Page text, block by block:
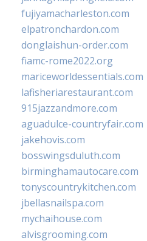
fujiyamacharleston.com
elpatronchardon.com
donglaishun-order.com
fiamc-rome2022.org
mariceworldessentials.com
lafisheriarestaurant.com
915jazzandmore.com
aguadulce-countryfair.com
jakehovis.com
bosswingsduluth.com
birminghamautocare.com
tonyscountrykitchen.com
jbellasnailspa.com
mychaihouse.com
alvisgrooming.com